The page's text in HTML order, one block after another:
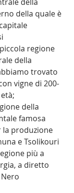
della quale è
regione
della
trovato
vigne di 200-
della
famosa
produzione
e Tsolikouri
più a
a diretto